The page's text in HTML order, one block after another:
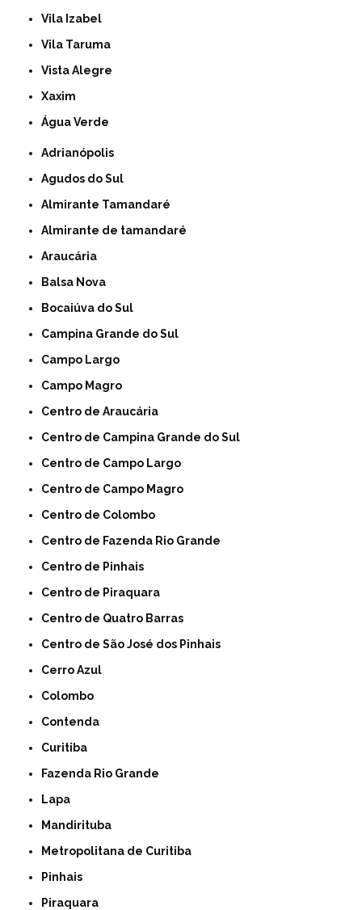
Vila Izabel
Vila Taruma
Vista Alegre
Xaxim
Água Verde
Adrianópolis
Agudos do Sul
Almirante Tamandaré
Almirante de tamandaré
Araucária
Balsa Nova
Bocaiúva do Sul
Campina Grande do Sul
Campo Largo
Campo Magro
Centro de Araucária
Centro de Campina Grande do Sul
Centro de Campo Largo
Centro de Campo Magro
Centro de Colombo
Centro de Fazenda Rio Grande
Centro de Pinhais
Centro de Piraquara
Centro de Quatro Barras
Centro de São José dos Pinhais
Cerro Azul
Colombo
Contenda
Curitiba
Fazenda Rio Grande
Lapa
Mandirituba
Metropolitana de Curitiba
Pinhais
Piraquara